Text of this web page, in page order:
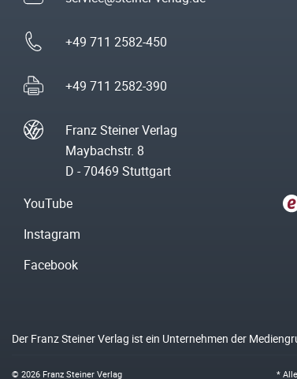
+49 711 2582-450
+49 711 2582-390
Franz Steiner Verlag
Maybachstr. 8
D - 70469 Stuttgart
YouTube
Instagram
Facebook
Der Franz Steiner Verlag ist ein Unternehmen der
*
© 2026 Franz Steiner Verlag